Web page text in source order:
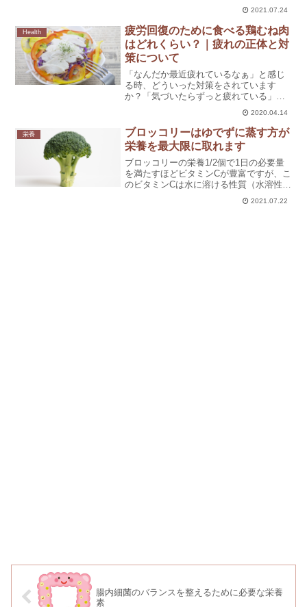
謝を活発にし、疲労回復に役立つなかで
の倍近い含有量です。短時...
2021.07.24
Health
疲労回復のために食べる鶏むね肉
はどれくらい？｜疲れの正体と対
策について
「なんだか最近疲れているなぁ」と感じ
る時、どういった対策をされています
か？「気づいたらずっと疲れている」・
「特に変わったことはしていないのに疲
れを感じる」等、慢性的な疲れを感じて
いる方は多いと思います。疲れた時には
焼肉などがっつりした料理や...
2020.04.14
栄養
ブロッコリーはゆでずに蒸す方が
栄養を最大限に取れます
ブロッコリーの栄養1/2個で1日の必要量
を満たすほどビタミンCが豊富ですが、こ
のビタミンCは水に溶ける性質（水溶性ビ
タミン）。水溶性ビタミン：尿から体外
に排出されやすいのでこまめに摂取をゆ
2021.07.22
腸内細菌のバランスを整えるために必要な栄養
素